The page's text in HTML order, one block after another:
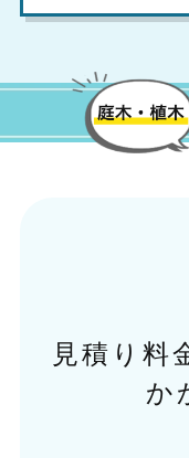
見積り料
か